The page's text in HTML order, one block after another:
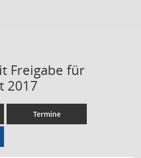
Freigabe für
2017
Termine